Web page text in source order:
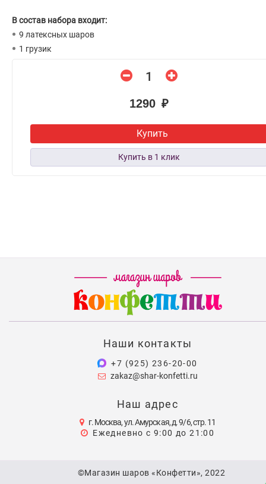
В состав набора входит:
9 латексных шаров
1 грузик
1290 ₽
Купить
Наши контакты
+7 (925) 236-20-00
zakaz@shar-konfetti.ru
Наш адрес
г. Москва, ул. Амурская, д. 9/6, стр. 11
Ежедневно с 9:00 до 21:00
©Магазин шаров «Конфетти», 2022